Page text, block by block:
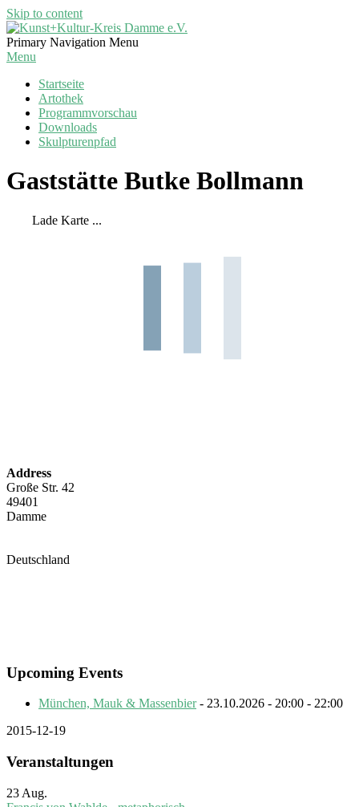
Skip to content
Kunst+Kultur-
Kreis
Primary Navigation Menu
Menu
Startseite
Artothek
Programmvorschau
Downloads
Skulpturenpfad
Gaststätte Butke Bollmann
Lade Karte ...
Address
Große Str. 42
49401
Damme
Deutschland
Upcoming Events
München, Mauk & Massenbier- 23.10.2026 - 20:00 - 22:00
2015-12-19
Veranstaltungen
23 Aug.